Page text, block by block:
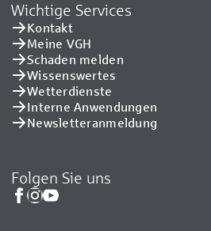
Wichtige Services
Kontakt
Meine VGH
Schaden melden
Wissenswertes
Wetterdienste
Interne Anwendungen
Newsletteranmeldung
Folgen Sie uns